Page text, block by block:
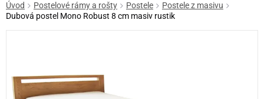
Úvod Postelové rámy a rošty Postele
Postele z masivu
Dubová postel Mono Robust 8 cm masiv rustik